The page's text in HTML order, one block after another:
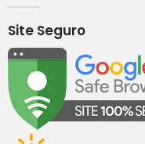
Site Seguro